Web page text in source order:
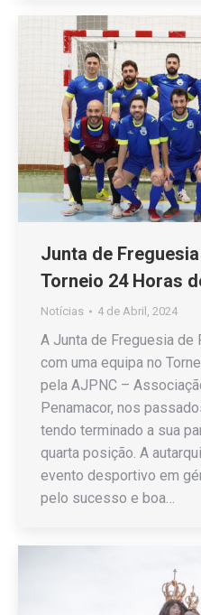
Junta de
Torneio 24 Horas
Notícias 4 de Abril, 2024
A Junta de Freguesia de
com uma equipa no
pela AJPNC –
Penamacor, nos
tendo terminado a sua
quarta posição. A
evento desportivo em
pelo sucesso e boa…